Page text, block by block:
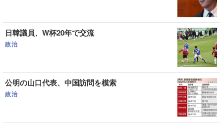
日韓議員、W杯20年で交流
政治
公明の山口代表、中国訪問を模索
政治